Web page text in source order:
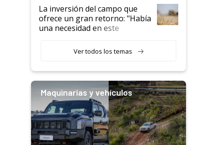
La inversión del campo que
ofrece un gran retorno: "Había
una necesidad en este
Ver todos los temas
Maquinarias y vehículos